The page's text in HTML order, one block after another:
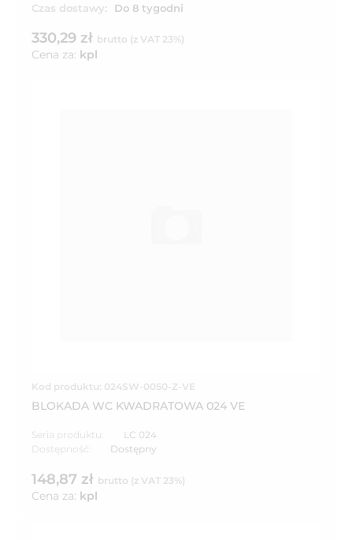
Czas dostawy: Do 8 tygodni
330,29 zł brutto (z VAT 23%)
Cena za: kpl
Kod produktu: 024SW-0050-Z-VE
BLOKADA WC KWADRATOWA 024 VE
Seria produktu:
LC 024
Dostępność:
Dostępny
148,87 zł brutto (z VAT 23%)
Cena za: kpl